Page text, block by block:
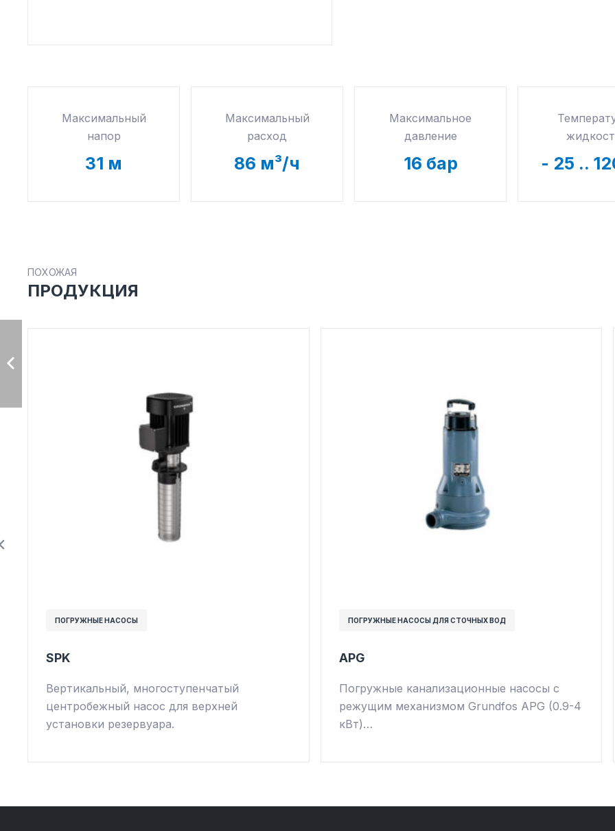
Максимальный
напор
31 м
Максимальный
расход
86 м³/ч
Максимальное
давление
16 бар - 25 ..
ПОХОЖАЯ
ПРОДУКЦИЯ
ПОГРУЖНЫЕ НАСОСЫ
SPK
Вертикальный, многоступенчатый
центробежный насос для верхней
установки резервуара.
ПОГРУЖНЫЕ НАСОСЫ ДЛЯ СТОЧНЫХ ВОД
APG
Погружные канализационные насосы с
режущим механизмом Grundfos APG (0.9-4
кВт)…